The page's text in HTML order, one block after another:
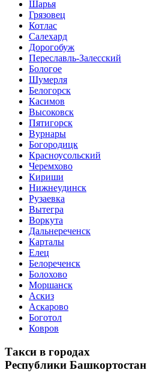
Шарья
Грязовец
Котлас
Салехард
Дорогобуж
Переславль-Залесский
Бологое
Шумерля
Белогорск
Касимов
Высоковск
Пятигорск
Вурнары
Богородицк
Красноусольский
Черемхово
Кириши
Нижнеудинск
Рузаевка
Вытегра
Воркута
Дальнереченск
Карталы
Елец
Белореченск
Болохово
Моршанск
Аскиз
Аскарово
Боготол
Ковров
Такси в городах
Республики Башкортостан